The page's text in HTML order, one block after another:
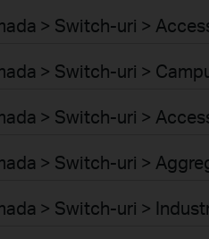
> Switch-uri >
> Switch-uri >
> Switch-uri >
> Switch-uri >
> Switch-uri >